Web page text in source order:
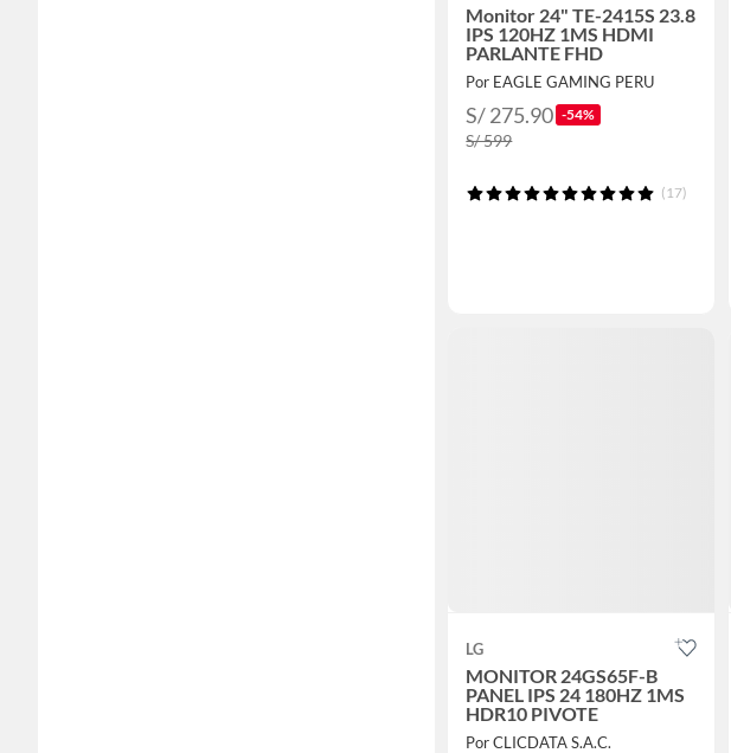
Monitor 24" TE-2415S 23.8
IPS 120HZ 1MS HDMI
PARLANTE FHD
Por EAGLE GAMING PERU
S/ 275.90 -54%
S/ 599
(17)
LG
MONITOR 24GS65F-B
PANEL IPS 24 180HZ 1MS
HDR10 PIVOTE
Por CLICDATA S.A.C.